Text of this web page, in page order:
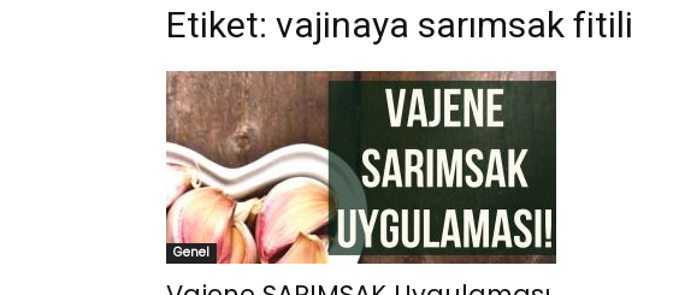
Etiket: vajinaya sarımsak fitili
Genel